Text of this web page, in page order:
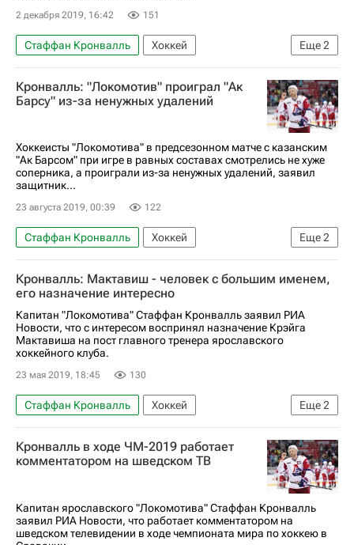
2 декабря 2019, 16:42 151
Еще2
Стаффан Кронвалль
Хоккей
КХЛ 2025-2026
Локомотив (Ярославль)
Кронвалль: "Локомотив" проиграл "Ак
Барсу" из-за ненужных удалений
Хоккеисты "Локомотива" в предсезонном матче с казанским
"Ак Барсом" при игре в равных составах смотрелись не хуже
соперника, а проиграли из-за ненужных удалений, заявил
защитник...
23 августа 2019, 00:39 122
Еще2
Стаффан Кронвалль
Хоккей
Локомотив (Ярославль)
Ак Барс
Кронвалль: Мактавиш - человек с большим именем,
его назначение интересно
Капитан "Локомотива" Стаффан Кронвалль заявил РИА
Новости, что с интересом воспринял назначение Крэйга
Мактавиша на пост главного тренера ярославского
хоккейного клуба.
23 мая 2019, 18:45 130
Еще2
Стаффан Кронвалль
Хоккей
Крэйг Мактавиш
Локомотив (Ярославль)
Кронвалль в ходе ЧМ-2019 работает
комментатором на шведском ТВ
Капитан ярославского "Локомотива" Стаффан Кронвалль
заявил РИА Новости, что работает комментатором на
шведском телевидении в ходе чемпионата мира по хоккею в